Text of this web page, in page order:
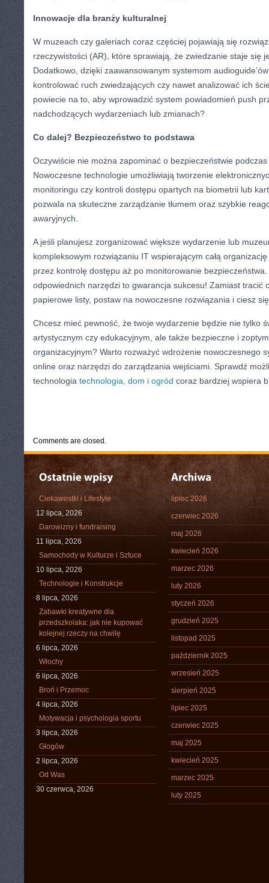
Innowacje dla branży kulturalnej
W muzeach czy galeriach coraz częściej pojawiają się
rzeczywistości (AR), które sprawiają, że zwiedzanie staje się
Dodatkowo, dzięki zaawansowanym systemom
kontrolować ruch zwiedzających czy nawet analizować ich
powiecie na to, aby wprowadzić system powiadomień push
nadchodzących wydarzeniach lub zmianach?
Co dalej? Bezpieczeństwo to podstawa
Oczywiście nie można zapominać o bezpieczeństwie
Nowoczesne technologie umożliwiają tworzenie
monitoringu czy kontroli dostępu opartych na biometrii lub
pozwala na skuteczne zarządzanie tłumem oraz szybkie
awaryjnych.
A jeśli planujesz zorganizować większe wydarzenie lub
kompleksowym rozwiązaniu IT wspierającym całą
przez kontrolę dostępu aż po monitorowanie
odpowiednich narzędzi to gwarancja sukcesu! Zamiast tracić
papierowe listy, postaw na nowoczesne rozwiązania i ciesz
Chcesz mieć pewność, że twoje wydarzenie będzie nie tylko
artystycznym czy edukacyjnym, ale także bezpieczne i
organizacyjnym? Warto rozważyć wdrożenie nowoczesnego
online oraz narzędzi do zarządzania wejściami. Sprawdź
technologia technologia, dom i ogród coraz bardziej wspiera
Comments are closed.
Ciekawostki i Lifestyle
12 lipca, 2026
Darowizny i fundraising
11 lipca, 2026
Samochody w Kulturze i Sztuce
10 lipca, 2026
Technologie i Konstrukcje
8 lipca, 2026
Zabawki kreatywne dla
przedszkolaka: jak nie kupować
kolejnej rzeczy na chwilę
6 lipca, 2026
Włochy
6 lipca, 2026
Broń i Przemoc
4 lipca, 2026
Motywacja i psychologia sportu
3 lipca, 2026
Głogów
2 lipca, 2026
Od Was
30 czerwca, 2026
lipiec 2026
czerwiec 2026
maj 2026
kwiecień 2026
marzec 2026
luty 2026
styczeń 2026
grudzień 2025
listopad 2025
październik 2025
wrzesień 2025
sierpień 2025
lipiec 2025
czerwiec 2025
maj 2025
kwiecień 2025
marzec 2025
luty 2025